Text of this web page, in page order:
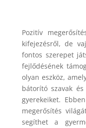
Pozitív
kifejezésről, de
fontos szerepet
fejlődésének
olyan eszköz,
bátorító szavak
gyerekeiket.
megerősítés
segíthet a